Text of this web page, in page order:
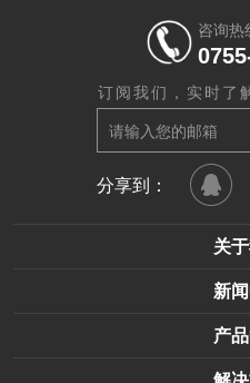
咨询热
订阅我们，实时了
分享到：
关
新
产